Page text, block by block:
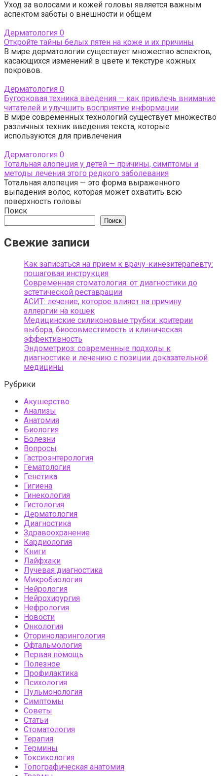
Уход за волосами и кожей головы является важным
аспектом заботы о внешности и общем
Дерматология 0
Откройте тайны белых пятен на коже и их причины
В мире дерматологии существует множество аспектов,
касающихся изменений в цвете и текстуре кожных
покровов.
Дерматология 0
Бугорковая техника введения — как привлечь внимание
читателей и улучшить восприятие информации
В мире современных технологий существует множество
различных техник введения текста, которые
используются для привлечения
Дерматология 0
Тотальная алопеция у детей — причины, симптомы и
методы лечения этого редкого заболевания
Тотальная алопеция — это форма выраженного
выпадения волос, которая может охватить всю
поверхность головы
Поиск
Поиск
Свежие записи
Как записаться на прием к врачу-кинезитерапевту:
пошаговая инструкция
Современная стоматология: от диагностики до
эстетической реставрации
АСИТ: лечение, которое влияет на причину
аллергии на кошек
Медицинские силиконовые трубки: критерии
выбора, биосовместимость и клиническая
эффективность
Эндометриоз: современные подходы к
диагностике и лечению с позиции доказательной
медицины
Рубрики
Акушерство
Анализы
Анатомия
Биология
Болезни
Вопросы
Гастроэнтерология
Гематология
Генетика
Гигиена
Гинекология
Гистология
Дерматология
Диагностика
Здравоохранение
Кардиология
Книги
Лайфхаки
Лучевая диагностика
Микробиология
Нейрология
Нейрохирургия
Нефрология
Новости
Онкология
Оториноларингология
Офтальмология
Первая помощь
Полезное
Профилактика
Психология
Пульмонология
Симптомы
Советы
Статьи
Стоматология
Терапия
Термины
Токсикология
Топографическая анатомия